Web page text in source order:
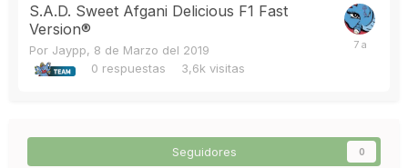
S.A.D. Sweet Afgani Delicious F1 Fast
Version®
Por Jaypp, 8 de Marzo del 2019
0 respuestas 3,6k visitas
Seguidores 0